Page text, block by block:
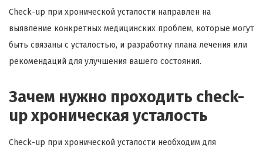
Check-up при хронической усталости направлен на
выявление конкретных медицинских проблем, которые могут
быть связаны с усталостью, и разработку плана лечения или
рекомендаций для улучшения вашего состояния.
Зачем нужно проходить check-
up хроническая усталость
Check-up при хронической усталости необходим для